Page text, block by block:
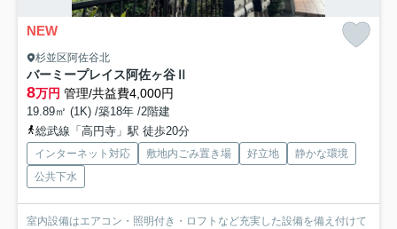
NEW
杉並区阿佐谷北
バーミープレイス阿佐ヶ谷Ⅱ
8万円 管理/共益費4,000円
19.89㎡ (1K) /築18年 /2階建
総武線「高円寺」駅 徒歩20分
インターネット対応 敷地内ごみ置き場 好立地
静かな環境
公共下水
室内設備はエアコン・照明付き・ロフトなど充実した設備を備え付けて